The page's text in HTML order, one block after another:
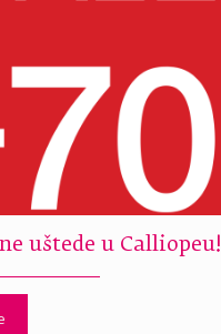
uštede u Calliopeu!